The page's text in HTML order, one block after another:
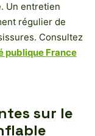
Un entretien
régulier de
Consultez
publique France
sur le